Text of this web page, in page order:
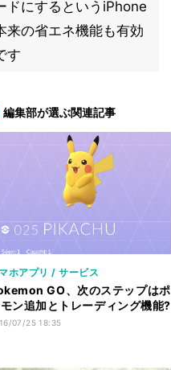
ドにするというiPhone
来の省エネ機能も有効
す
編集部が選ぶ関連記事
ホアプリ / サービス
GO、次のステップはポ
ン追加とトレーディング機能?
外報道
07/25 18:35